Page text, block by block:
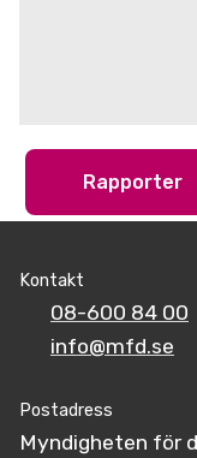
Rapporter
Kontakt
08-600 84 00
info@mfd.se
Postadress
Myndigheten för